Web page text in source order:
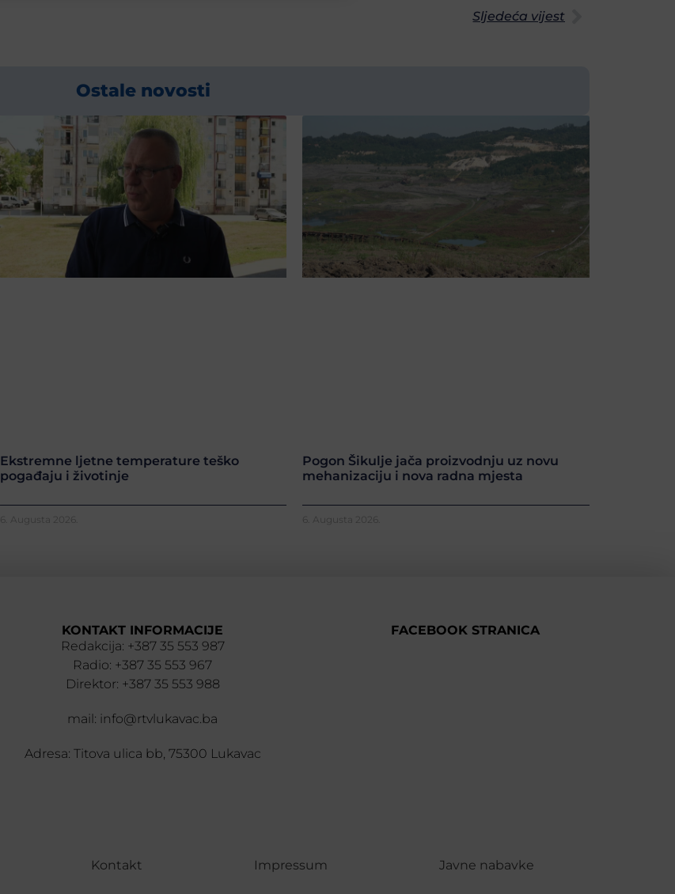
Sljedeća vijest
Ostale novosti
Ekstremne ljetne temperature teško
pogađaju i životinje
6. Augusta 2026.
Pogon Šikulje jača proizvodnju uz novu
mehanizaciju i nova radna mjesta
6. Augusta 2026.
KONTAKT INFORMACIJE
Redakcija: +387 35 553 987
Radio: +387 35 553 967
Direktor: +387 35 553 988
mail: info@rtvlukavac.ba
Adresa: Titova ulica bb, 75300 Lukavac
FACEBOOK STRANICA
Kontakt Impressum Javne nabavke